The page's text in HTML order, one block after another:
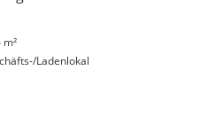
m²
Ladenlokal